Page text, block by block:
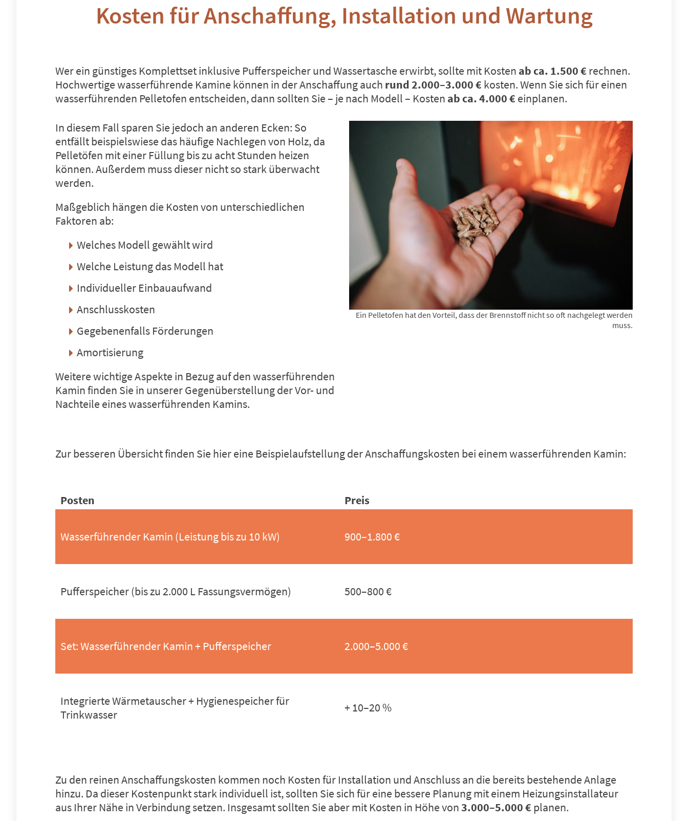
Kosten für Anschaffung, Installation und Wartung
Wer ein günstiges Komplettset inklusive Pufferspeicher und Wassertasche erwirbt, sollte mit Kosten ab ca. 1.500 €rechnen.
Hochwertige wasserführende Kamine können in der Anschaffung auch rund 2.000–3.000 €kosten. Wenn Sie sich für einen
wasserführenden Pelletofen entscheiden, dann sollten Sie – je nach Modell – Kosten ab ca. 4.000 €einplanen.
In diesem Fall sparen Sie jedoch an anderen Ecken: So
entfällt beispielswiese das häufige Nachlegen von Holz, da
Pelletöfen mit einer Füllung bis zu acht Stunden heizen
können. Außerdem muss dieser nicht so stark überwacht
werden.
Maßgeblich hängen die Kosten von unterschiedlichen
Faktoren ab:
Welches Modell gewählt wird
Welche Leistung das Modell hat
Individueller Einbauaufwand
Anschlusskosten
Gegebenenfalls Förderungen
Amortisierung
Weitere wichtige Aspekte in Bezug auf den wasserführenden
Kamin finden Sie in unserer Gegenüberstellung derVor- und
Nachteile eines wasserführenden Kamins.
Ein Pelletofen hat den Vorteil, dass der Brennstoff nicht so oft nachgelegt werden
muss.
Zur besseren Übersicht finden Sie hier eine Beispielaufstellung der Anschaffungskosten bei einem wasserführenden Kamin:
Posten Preis
Wasserführender Kamin (Leistung bis zu 10 kW) 900–1.800 €
Pufferspeicher (bis zu 2.000 L Fassungsvermögen) 500–800 €
Set: Wasserführender Kamin + Pufferspeicher 2.000–5.000 €
Integrierte Wärmetauscher + Hygienespeicher für
Trinkwasser
+ 10–20 %
Zu den reinen Anschaffungskosten kommen noch Kosten für Installation und Anschluss an die bereits bestehende Anlage
hinzu. Da dieser Kostenpunkt stark individuell ist, sollten Sie sich für eine bessere Planung mit einem Heizungsinstallateur
aus Ihrer Nähe in Verbindung setzen. Insgesamt sollten Sie aber mit Kosten in Höhe von3.000–5.000 €planen.